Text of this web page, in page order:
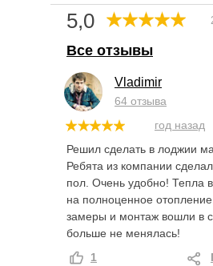
5,0
Все отзывы
Vladimir
64 отзыва
год назад
Решил сделать в лоджии
Ребята из компании
пол. Очень удобно! Тепла
на полноценное
замеры и монтаж вошли в
больше не менялась!
1